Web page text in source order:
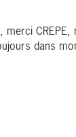
CREPE,
dans